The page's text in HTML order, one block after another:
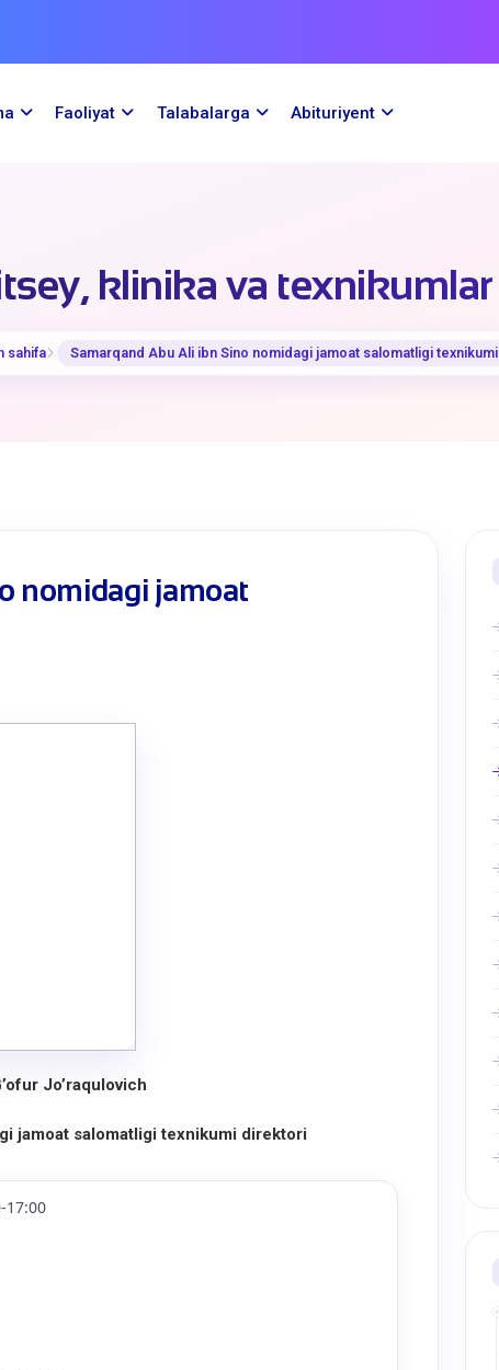
Faoliyat Talabalarga Abituriyent
klinika va texnikumlar
sahifa Samarqand Abu Ali ibn Sino nomidagi jamoat salomatligi texnikumi
nomidagi jamoat
Jo’raqulovich
jamoat salomatligi texnikumi direktori
17:00